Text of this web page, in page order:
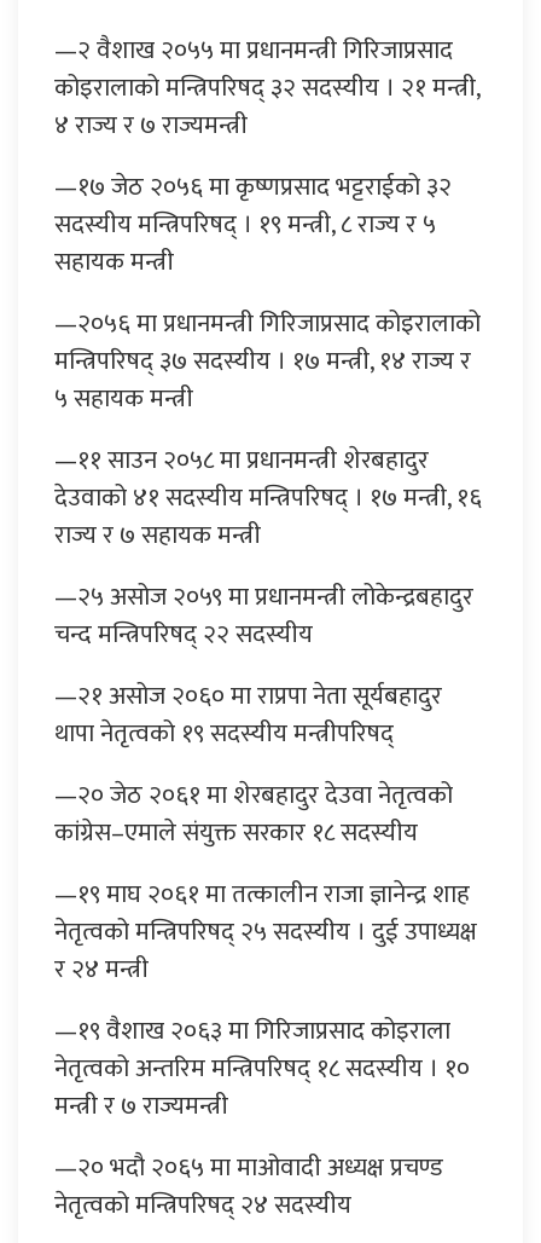
—२ वैशाख २०५५ मा प्रधानमन्त्री गिरिजाप्रसाद
कोइरालाको मन्त्रिपरिषद् ३२ सदस्यीय । २१ मन्त्री,
४ राज्य र ७ राज्यमन्त्री
—१७ जेठ २०५६ मा कृष्णप्रसाद भट्टराईको ३२
सदस्यीय मन्त्रिपरिषद् । १९ मन्त्री, ८ राज्य र ५
सहायक मन्त्री
—२०५६ मा प्रधानमन्त्री गिरिजाप्रसाद कोइरालाको
मन्त्रिपरिषद् ३७ सदस्यीय । १७ मन्त्री, १४ राज्य र
५ सहायक मन्त्री
—११ साउन २०५८ मा प्रधानमन्त्री शेरबहादुर
देउवाको ४१ सदस्यीय मन्त्रिपरिषद् । १७ मन्त्री, १६
राज्य र ७ सहायक मन्त्री
—२५ असोज २०५९ मा प्रधानमन्त्री लोकेन्द्रबहादुर
चन्द मन्त्रिपरिषद् २२ सदस्यीय
—२१ असोज २०६० मा राप्रपा नेता सूर्यबहादुर
थापा नेतृत्वको १९ सदस्यीय मन्त्रीपरिषद्
—२० जेठ २०६१ मा शेरबहादुर देउवा नेतृत्वको
कांग्रेस–एमाले संयुक्त सरकार १८ सदस्यीय
—१९ माघ २०६१ मा तत्कालीन राजा ज्ञानेन्द्र शाह
नेतृत्वको मन्त्रिपरिषद् २५ सदस्यीय । दुई उपाध्यक्ष
र २४ मन्त्री
—१९ वैशाख २०६३ मा गिरिजाप्रसाद कोइराला
नेतृत्वको अन्तरिम मन्त्रिपरिषद् १८ सदस्यीय । १०
मन्त्री र ७ राज्यमन्त्री
—२० भदौ २०६५ मा माओवादी अध्यक्ष प्रचण्ड
नेतृत्वको मन्त्रिपरिषद् २४ सदस्यीय